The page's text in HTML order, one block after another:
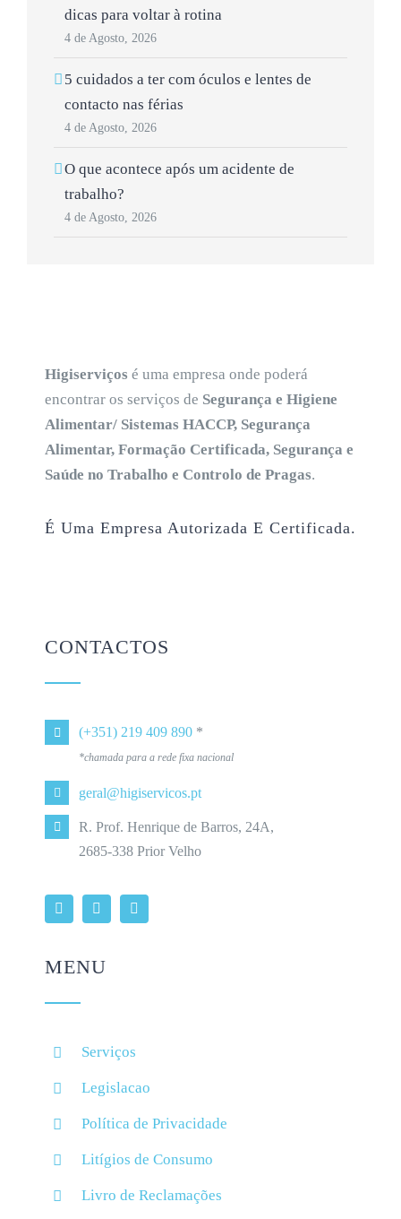
dicas para voltar à rotina
4 de Agosto, 2026
5 cuidados a ter com óculos e lentes de
contacto nas férias
4 de Agosto, 2026
O que acontece após um acidente de
trabalho?
4 de Agosto, 2026
Higiserviços é uma empresa onde poderá
encontrar os serviços de Segurança e Higiene
Alimentar/ Sistemas HACCP, Segurança
Alimentar, Formação Certificada, Segurança e
Saúde no Trabalho e Controlo de Pragas.
É Uma Empresa Autorizada E Certificada.
CONTACTOS
(+351) 219 409 890 *
*chamada para a rede fixa nacional
geral@higiservicos.pt
R. Prof. Henrique de Barros, 24A,
2685-338 Prior Velho
MENU
Serviços
Legislacao
Política de Privacidade
Litígios de Consumo
Livro de Reclamações